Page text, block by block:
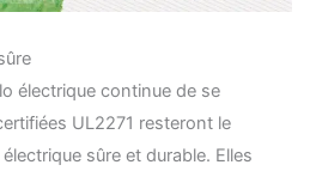
électrique continue de se
UL2271 resteront le
sûre et durable. Elles